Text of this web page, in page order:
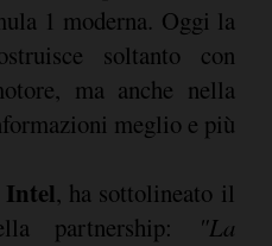
1 moderna. Oggi la
soltanto con
ma anche nella
meglio e più
, ha sottolineato il
partnership:
"La